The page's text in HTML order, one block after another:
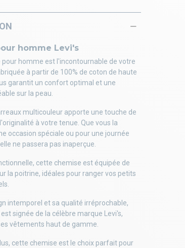
homme Levi's
pour homme est l'incontournable de votre
à partir de 100% de coton de haute
garantit un confort optimal et une
sur la peau.
multicouleur apporte une touche de
à votre tenue. Que vous la
occasion spéciale ou pour une journée
ne passera pas inaperçue.
cette chemise est équipée de
la poitrine, idéales pour ranger vos petits
intemporel et sa qualité irréprochable,
signée de la célèbre marque Levi's,
vêtements haut de gamme.
cette chemise est le choix parfait pour